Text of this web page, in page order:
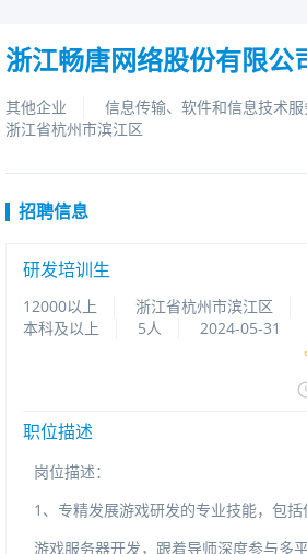
浙江畅唐网络股份有限公
其他企业 信息传输、软件和信息技术服
浙江省杭州市滨江区
招聘信息
研发培训生
12000以上 浙江省杭州市滨江区
本科及以上
5人
2024-05-31
职位描述
岗位描述：
1、专精发展游戏研发的专业技能，包括
游戏服务器开发，跟着导师深度参与多